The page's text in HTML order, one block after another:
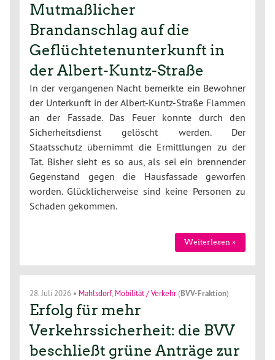
Mutmaßlicher
Brandanschlag auf die
Geflüchtetenunterkunft in
der Albert-Kuntz-Straße
In der vergangenen Nacht bemerkte ein Bewohner
der Unterkunft in der Albert-Kuntz-Straße Flammen
an der Fassade. Das Feuer konnte durch den
Sicherheitsdienst gelöscht werden. Der
Staatsschutz übernimmt die Ermittlungen zu der
Tat. Bisher sieht es so aus, als sei ein brennender
Gegenstand gegen die Hausfassade geworfen
worden. Glücklicherweise sind keine Personen zu
Schaden gekommen.
Weiterlesen »
28. Juli 2026 • Mahlsdorf, Mobilität / Verkehr(BVV-Fraktion)
Erfolg für mehr
Verkehrssicherheit: die BVV
beschließt grüne Anträge zur